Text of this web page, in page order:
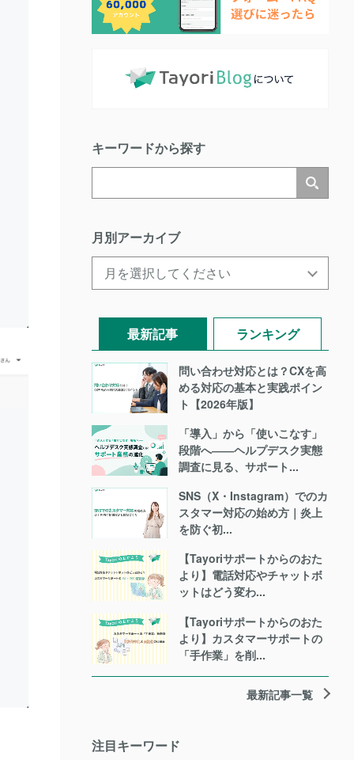
キーワードから探す
月別アーカイブ
最新記事 ランキング
問い合わせ対応とは？CXを高
める対応の基本と実践ポイン
ト【2026年版】
「導入」から「使いこなす」
段階へ――ヘルプデスク実態
調査に見る、サポート...
SNS（X・Instagram）でのカ
スタマー対応の始め方｜炎上
を防ぐ初...
【Tayoriサポートからのおた
より】電話対応やチャットボ
ットはどう変わ...
【Tayoriサポートからのおた
より】カスタマーサポートの
「手作業」を削...
最新記事一覧
注目キーワード